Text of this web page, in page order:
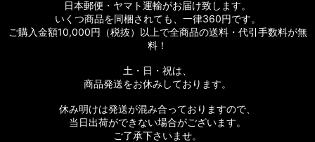
日本郵便・ヤマト運輸がお届け致します。
いくつ商品を同梱されても、一律360円です。
ご購入金額10,000円（税抜）以上で全商品の送料・代引手数料が無
料！
土・日・祝は、
商品発送をお休みしております。
休み明けは発送が混み合っておりますので、
当日出荷ができない場合がございます。
ご了承下さいませ。